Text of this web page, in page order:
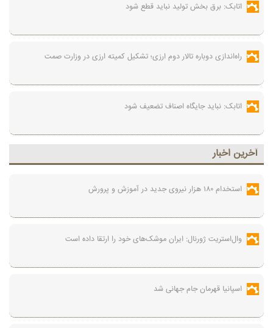
اتابک: برق بخش تولید نباید قطع شود
راه‌اندازی دوباره تالار دوم ارزی؛ تشکیل کمیته ارزی در وزارت صمت
اتابک: نباید جایگاه اصناف تضعیف شود
آخرين اخبار
استخدام ۱۸۰ هزار نیروی جدید در آموزش‌ و پرورش
وال‌استریت ژورنال: ایران موشک‌های خود را ارتقا داده است
اسپانیا قهرمان جام جهانی شد